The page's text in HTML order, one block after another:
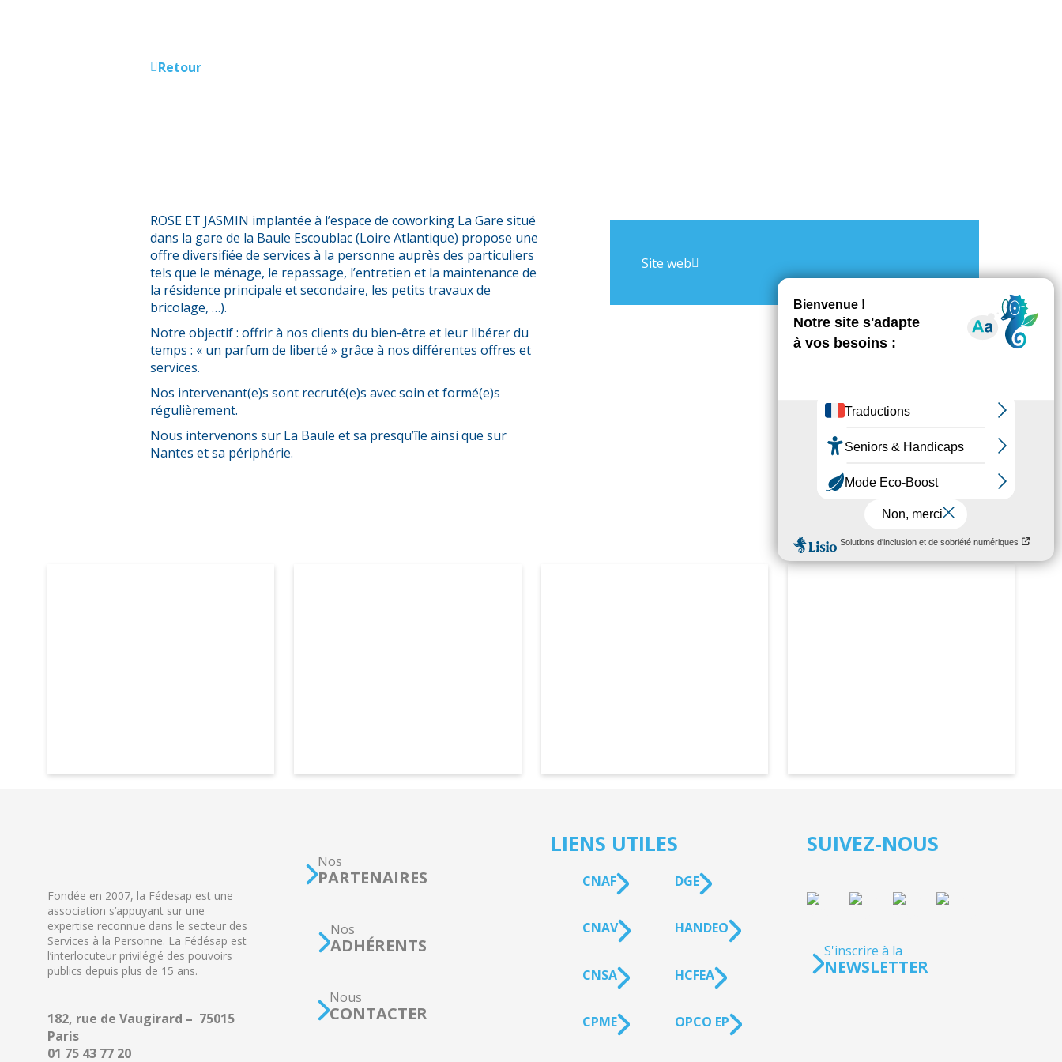
Retour
ROSE ET JASMIN implantée à l’espace de coworking La Gare situé
dans la gare de la Baule Escoublac (Loire Atlantique) propose une
offre diversifiée de services à la personne auprès des particuliers
tels que le ménage, le repassage, l’entretien et la maintenance de
la résidence principale et secondaire, les petits travaux de
bricolage, …).
Notre objectif : offrir à nos clients du bien-être et leur libérer du
temps : « un parfum de liberté » grâce à nos différentes offres et
services.
Nos intervenant(e)s sont recruté(e)s avec soin et formé(e)s
régulièrement.
Nous intervenons sur La Baule et sa presqu’île ainsi que sur
Nantes et sa périphérie.
Site web
Fondée en 2007, la Fédesap est une
association s’appuyant sur une
expertise reconnue dans le secteur des
Services à la Personne. La Fédésap est
l’interlocuteur privilégié des pouvoirs
publics depuis plus de 15 ans.
182, rue de Vaugirard – 75015
Paris
01 75 43 77 20
Nos
PARTENAIRES
Nos
ADHÉRENTS
Nous
CONTACTER
LIENS UTILES
CNAF
CNAV
CNSA
CPME
DGE
HANDEO
HCFEA
OPCO EP
SUIVEZ-NOUS
S'inscrire à la
NEWSLETTER